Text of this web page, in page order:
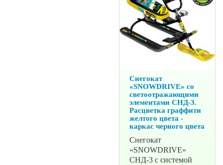
Снегокат
«SNOWDRIVE» со
светоотражающими
элементами СНД-3.
Расцветка граффити
желтого цвета -
каркас черного цвета
Снегокат
«SNOWDRIVE»
СНД-3 с системой